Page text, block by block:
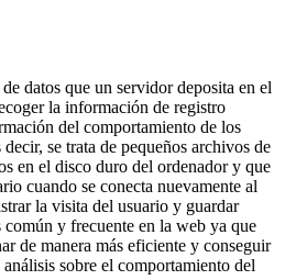
datos que un servidor deposita en el
la información de registro
del comportamiento de los
se trata de pequeños archivos de
en el disco duro del ordenador y que
cuando se conecta nuevamente al
la visita del usuario y guardar
y frecuente en la web ya que
de manera más eficiente y conseguir
sobre el comportamiento del